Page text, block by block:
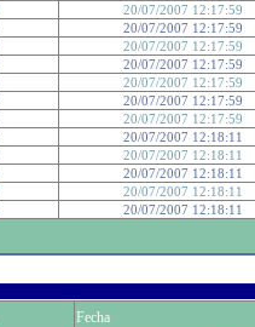
20/07/2007 12:17:59
20/07/2007 12:17:59
20/07/2007 12:17:59
20/07/2007 12:17:59
20/07/2007 12:17:59
20/07/2007 12:17:59
20/07/2007 12:17:59
20/07/2007 12:18:11
20/07/2007 12:18:11
20/07/2007 12:18:11
20/07/2007 12:18:11
20/07/2007 12:18:11
Fecha